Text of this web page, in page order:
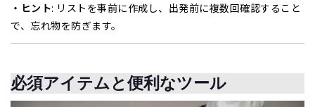
・ヒント: リストを事前に作成し、出発前に複数回確認すること
で、忘れ物を防ぎます。
必須アイテムと便利なツール